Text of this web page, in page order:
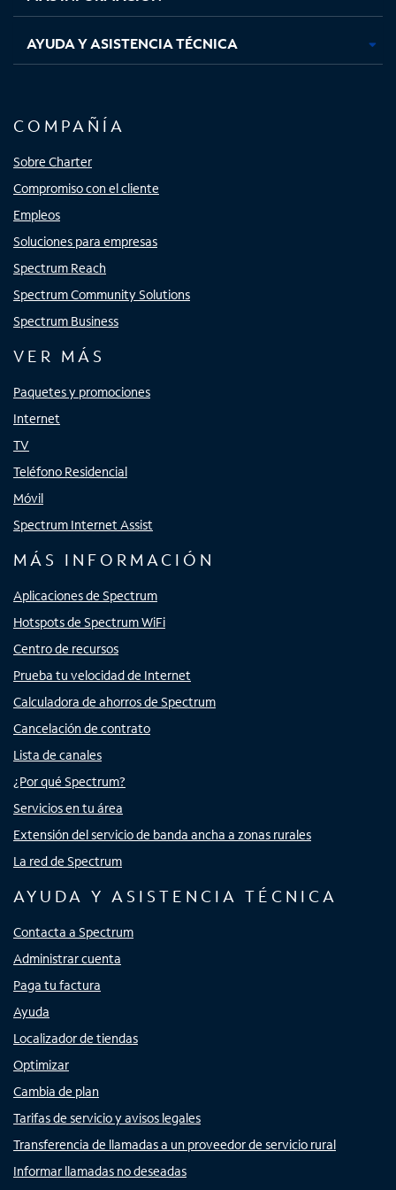
AYUDA Y ASISTENCIA TÉCNICA
COMPAÑÍA
Sobre Charter
Compromiso con el cliente
Empleos
Soluciones para empresas
Spectrum Reach
Spectrum Community Solutions
Spectrum Business
VER MÁS
Paquetes y promociones
Internet
TV
Teléfono Residencial
Móvil
Spectrum Internet Assist
MÁS INFORMACIÓN
Aplicaciones de Spectrum
Hotspots de Spectrum WiFi
Centro de recursos
Prueba tu velocidad de Internet
Calculadora de ahorros de Spectrum
Cancelación de contrato
Lista de canales
¿Por qué Spectrum?
Servicios en tu área
Extensión del servicio de banda ancha a zonas rurales
La red de Spectrum
AYUDA Y ASISTENCIA TÉCNICA
Contacta a Spectrum
Administrar cuenta
Paga tu factura
Ayuda
Localizador de tiendas
Optimizar
Cambia de plan
Tarifas de servicio y avisos legales
Transferencia de llamadas a un proveedor de servicio rural
Informar llamadas no deseadas